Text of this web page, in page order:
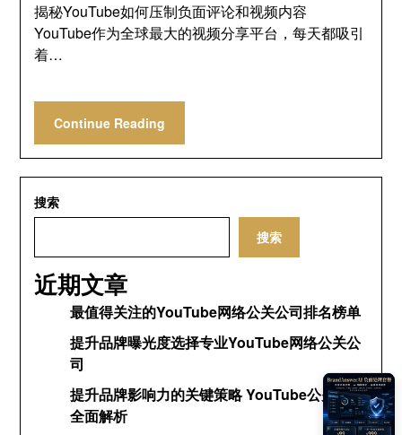
揭秘YouTube如何压制负面评论和视频内容
YouTube作为全球最大的视频分享平台，每天都吸引
着…
Continue Reading
搜索
搜索
近期文章
最值得关注的YouTube网络公关公司排名榜单
提升品牌曝光度选择专业YouTube网络公关公
司
提升品牌影响力的关键策略 YouTube公关网络
全面解析